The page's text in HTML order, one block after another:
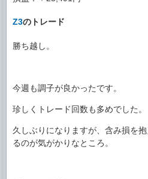
Z3のトレード
勝ち越し。
今週も調子が良かったです。
珍しくトレード回数も多めでした。
久しぶりになりますが、含み損を
るのが気がかりなところ。